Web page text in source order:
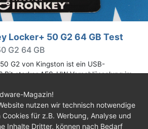
Locker+ 50 G2 64 GB Test
G2 64 GB
G2 von Kingston ist ein USB-
Bit starker AES-HW-Verschlüsselung im
das 64-GB-Modell im Praxistest
| Kontakt |Jobs |Datenschutz |
Magazin!
nutzen wir technisch notwendige
für z.B. Werbung, Analyse und
Inhalte Dritter, können nach Bedarf